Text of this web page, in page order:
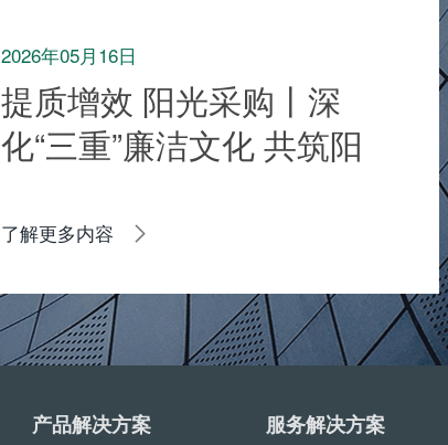
2026年05月16日
提质增效 阳光采购丨深
化“三重”廉洁文化 共筑阳
了解更多内容
产品解决方案 服务解决方案